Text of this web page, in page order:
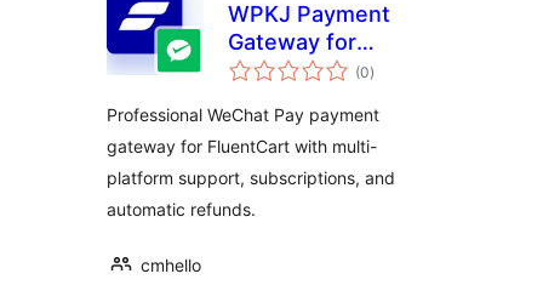
WPKJ Payment
Gateway for
FluentCart with
(0कुल
रेटिङ्गहरू
)
Professional WeChat Pay payment
gateway for FluentCart with multi-
platform support, subscriptions, and
automatic refunds.
cmhello